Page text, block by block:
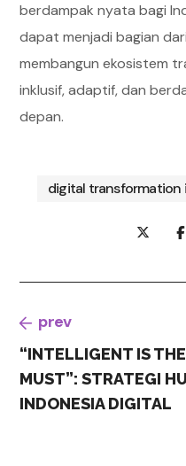
berdampak nyata bagi
dapat menjadi bagian
membangun ekosistem
inklusif, adaptif, dan
depan.
digital transformation
prev
“INTELLIGENT IS
MUST”: STRATEGI
INDONESIA DIGITAL